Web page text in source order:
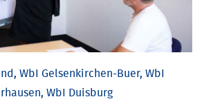
WbI Gelsenkirchen-Buer, WbI
WbI Duisburg